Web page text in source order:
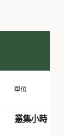
單位
叢集小時